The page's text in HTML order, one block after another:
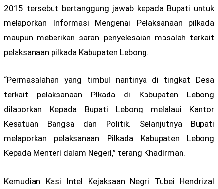
2015 tersebut bertanggung jawab kepada Bupati untuk
melaporkan Informasi Mengenai Pelaksanaan pilkada
maupun meberikan saran penyelesaian masalah terkait
pelaksanaan pilkada Kabupaten Lebong.
“Permasalahan yang timbul nantinya di tingkat Desa
terkait pelaksanaan Plkada di Kabupaten Lebong
dilaporkan Kepada Bupati Lebong melalaui Kantor
Kesatuan Bangsa dan Politik. Selanjutnya Bupati
melaporkan pelaksanaan Pilkada Kabupaten Lebong
Kepada Menteri dalam Negeri,” terang Khadirman.
Kemudian Kasi Intel Kejaksaan Negri Tubei Hendrizal